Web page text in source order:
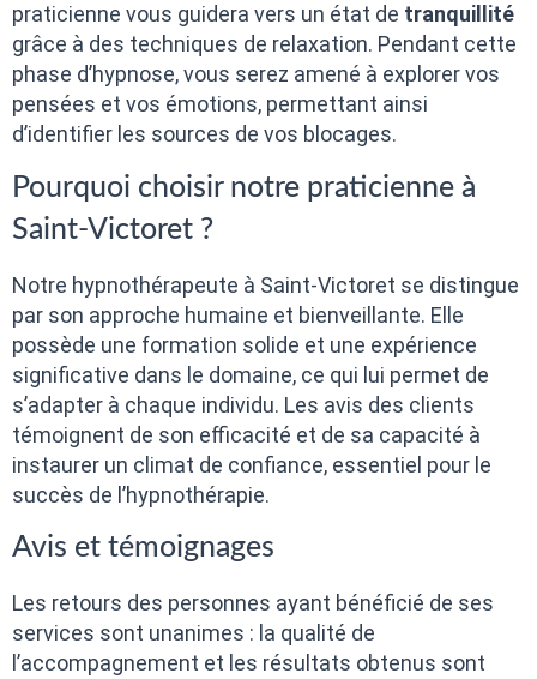
praticienne vous guidera vers un état de tranquillité
grâce à des techniques de relaxation. Pendant cette
phase d’hypnose, vous serez amené à explorer vos
pensées et vos émotions, permettant ainsi
d’identifier les sources de vos blocages.
Pourquoi choisir notre praticienne à
Saint-Victoret ?
Notre hypnothérapeute à Saint-Victoret se distingue
par son approche humaine et bienveillante. Elle
possède une formation solide et une expérience
significative dans le domaine, ce qui lui permet de
s’adapter à chaque individu. Les avis des clients
témoignent de son efficacité et de sa capacité à
instaurer un climat de confiance, essentiel pour le
succès de l’hypnothérapie.
Avis et témoignages
Les retours des personnes ayant bénéficié de ses
services sont unanimes : la qualité de
l’accompagnement et les résultats obtenus sont